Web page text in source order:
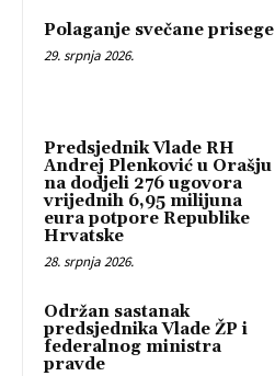
Polaganje svečane prisege
29. srpnja 2026.
Predsjednik Vlade RH
Andrej Plenković u Orašju
na dodjeli 276 ugovora
vrijednih 6,95 milijuna
eura potpore Republike
Hrvatske
28. srpnja 2026.
Održan sastanak
predsjednika Vlade ŽP i
federalnog ministra
pravde